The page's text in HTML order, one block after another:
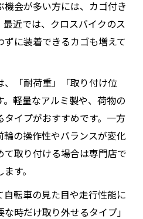
機会が多い方には、カゴ付き
最近では、クロスバイクのス
に装着できるカゴも増えて
、「耐荷重」「取り付け位
軽量なアルミ製や、荷物の
イプがおすすめです。一方
の操作性やバランスが変化
て取り付ける場合は専門店で
す。
自転車の見た目や走行性能に
時だけ取り外せるタイプ」